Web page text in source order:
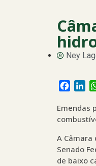
Ney
Emendas
A
Senado
de baixo